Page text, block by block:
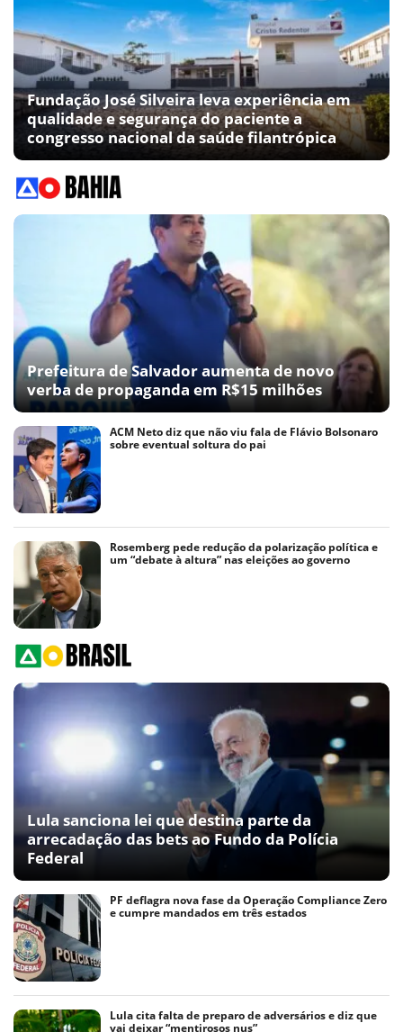
Fundação José Silveira leva experiência em
qualidade e segurança do paciente a
congresso nacional da saúde filantrópica
Prefeitura de Salvador aumenta de novo
verba de propaganda em R$15 milhões
ACM Neto diz que não viu fala de Flávio Bolsonaro
sobre eventual soltura do pai
Rosemberg pede redução da polarização política e
um “debate à altura” nas eleições ao governo
Lula sanciona lei que destina parte da
arrecadação das bets ao Fundo da Polícia
Federal
PF deflagra nova fase da Operação Compliance Zero
e cumpre mandados em três estados
Lula cita falta de preparo de adversários e diz que
vai deixar “mentirosos nus”